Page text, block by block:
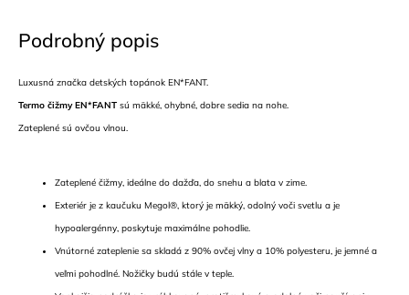
Podrobný popis
Luxusná značka detských topánok EN*FANT.
Termo čižmy EN*FANT sú mäkké, ohybné, dobre sedia na nohe.
Zateplené sú ovčou vlnou.
Zateplené čižmy, ideálne do dažďa, do snehu a blata v zime.
Exteriér je z kaučuku Megol®, ktorý je mäkký, odolný voči svetlu a je
hypoalergénny, poskytuje maximálne pohodlie.
Vnútorné zateplenie sa skladá z 90% ovčej vlny a 10% polyesteru, je jemné a
veľmi pohodlné. Nožičky budú stále v teple.